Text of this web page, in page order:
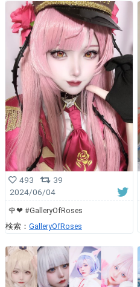
493
39
2024/06/04
🌹❤︎ #GalleryOfRoses
検索： GalleryOfRoses